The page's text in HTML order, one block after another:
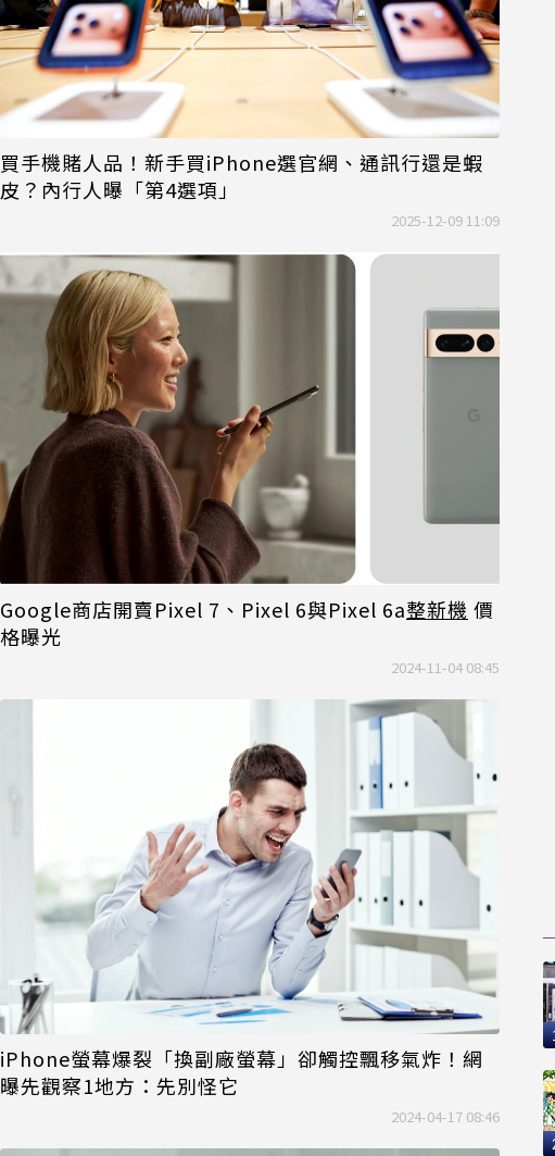
買手機賭人品！新手買iPhone選官網、通訊行還是蝦
皮？內行人曝「第4選項」
2025-12-09 11:09
Google商店開賣Pixel 7、Pixel 6與Pixel 6a整新機 價
格曝光
2024-11-04 08:45
iPhone螢幕爆裂「換副廠螢幕」卻觸控飄移氣炸！網
曝先觀察1地方：先別怪它
2024-04-17 08:46